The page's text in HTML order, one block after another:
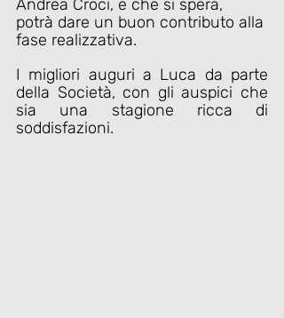
Andrea Croci, e che si spera,
potrà dare un buon contributo alla
fase realizzativa.
I migliori auguri a Luca da parte
della Società, con gli auspici che
sia una stagione ricca di
soddisfazioni.